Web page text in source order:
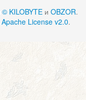
© KILOBYTEи OBZOR.
Apache License v2.0.